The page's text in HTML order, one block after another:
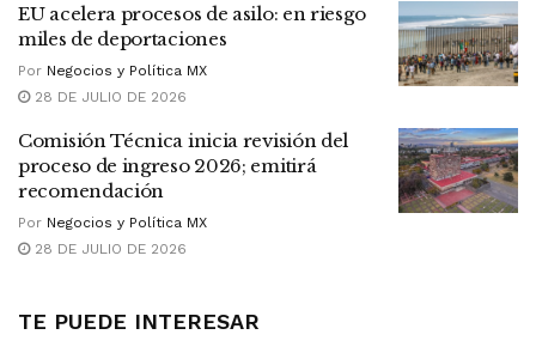
EU acelera procesos de asilo: en riesgo
miles de deportaciones
Por Negocios y Política MX
28 DE JULIO DE 2026
Comisión Técnica inicia revisión del
proceso de ingreso 2026; emitirá
recomendación
Por Negocios y Política MX
28 DE JULIO DE 2026
TE PUEDE INTERESAR